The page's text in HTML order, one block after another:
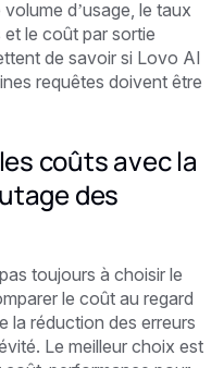
d’usage, le taux
le coût par sortie
de savoir si Lovo AI
requêtes doivent être
coûts avec la
des
toujours à choisir le
le coût au regard
la réduction des erreurs
Le meilleur choix est